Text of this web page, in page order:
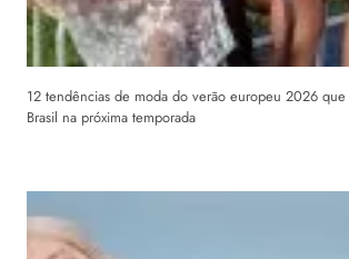
12 tendências de moda do verão europeu 2026
Brasil na próxima temporada